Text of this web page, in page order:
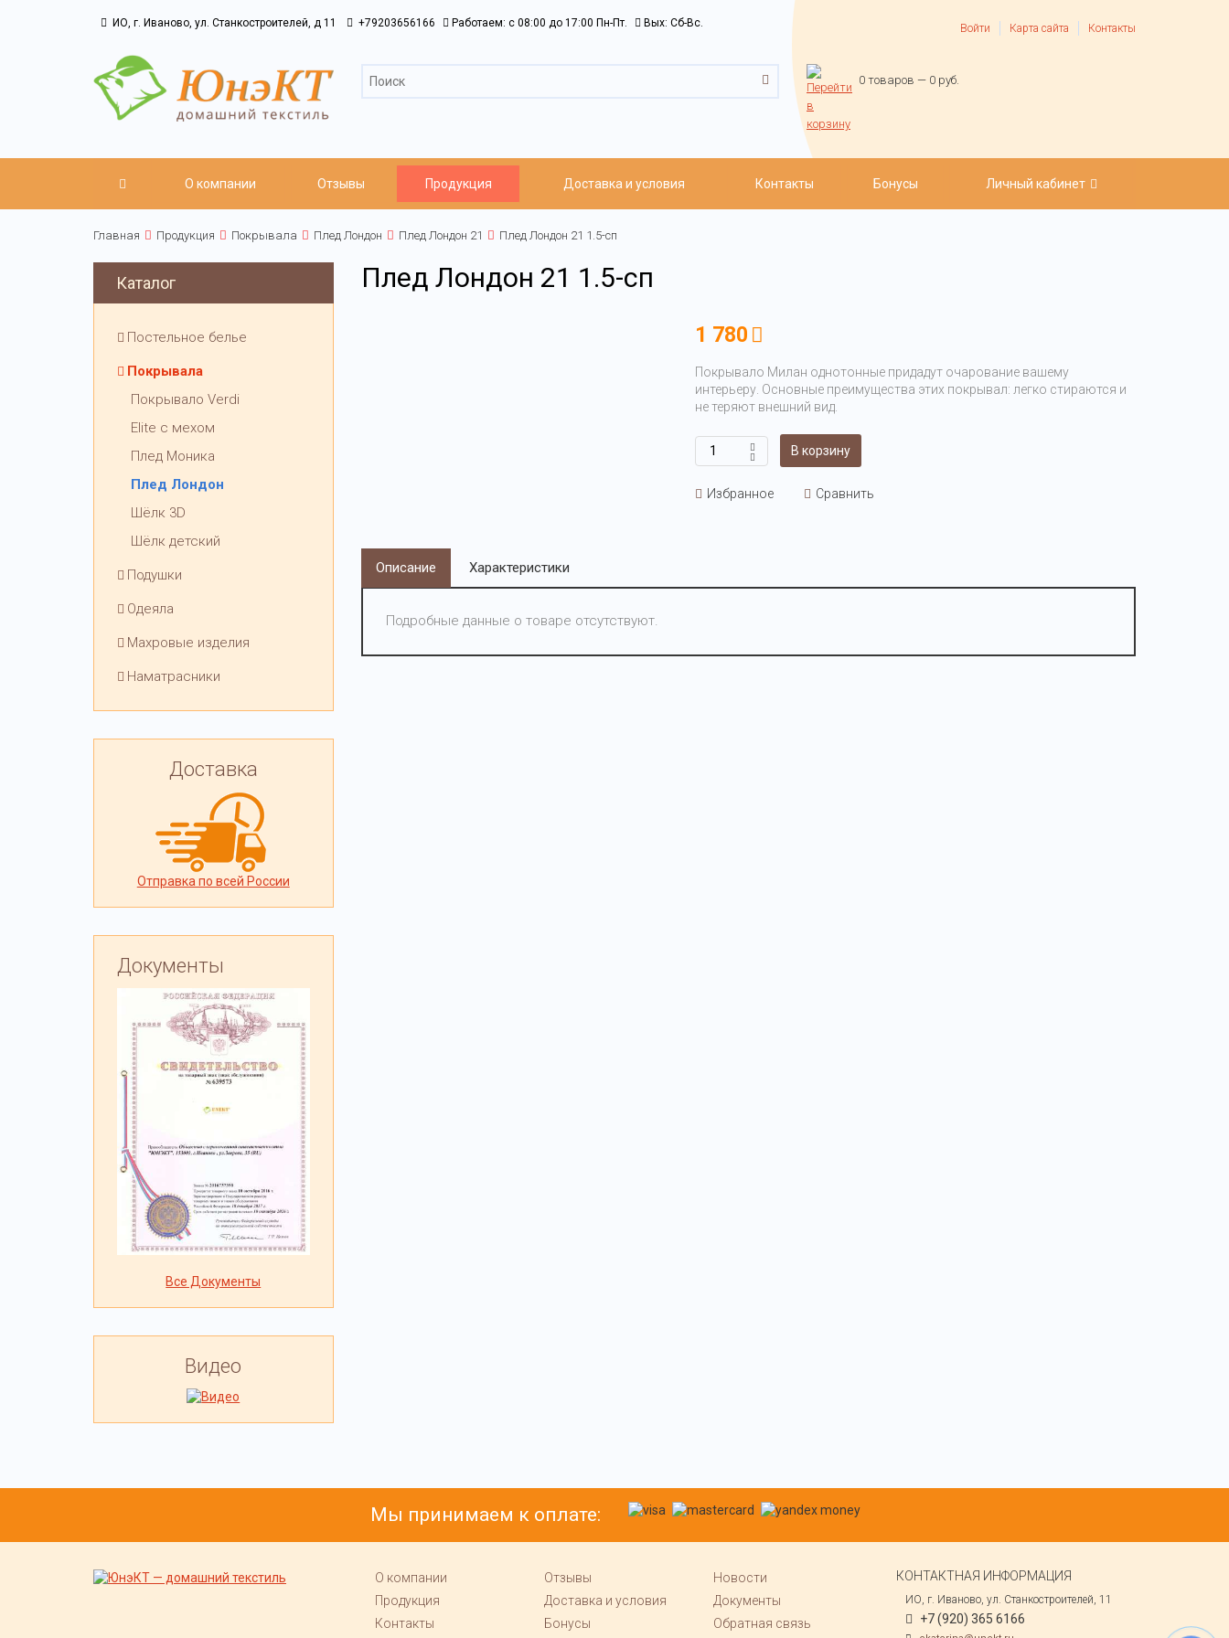
ИО, г. Иваново, ул. Станкостроителей, д 11 +79203656166 Работаем: c 08:00 до 17:00 Пн-Пт. Вых: Сб-Вс. Войти Карта сайта Контакты
0 товаров — 0 руб.
О компании Отзывы Продукция Доставка и условия Контакты Бонусы Личный кабинет
Главная Продукция Покрывала Плед Лондон Плед Лондон 21 Плед Лондон 21 1.5-сп
Каталог
Постельное белье
Покрывала
Покрывало Verdi
Elite с мехом
Плед Моника
Плед Лондон
Шёлк 3D
Шёлк детский
Подушки
Одеяла
Махровые изделия
Наматрасники
Доставка
Отправка по всей России
Документы
Все Документы
Видео
Плед Лондон 21 1.5-сп
1 780
Покрывало Милан однотонные придадут очарование вашему
интерьеру. Основные преимущества этих покрывал: легко стираются и
не теряют внешний вид.
В корзину
Избранное Сравнить
Описание Характеристики
Подробные данные о товаре отсутствуют.
Мы принимаем к оплате:
О компании Отзывы
Новости
Продукция
Доставка и условия
Документы
Контакты
Бонусы Обратная связь
КОНТАКТНАЯ ИНФОРМАЦИЯ
ИО, г. Иваново, ул. Станкостроителей, 11
+7 (920) 365 6166